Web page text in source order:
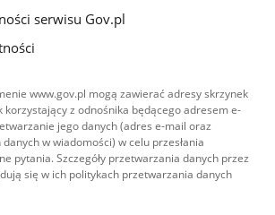
serwisu Gov.pl
www.gov.pl mogą zawierać adresy skrzynek
korzystający z odnośnika będącego adresem e-
jego danych (adres e-mail oraz
w wiadomości) w celu przesłania
pytania. Szczegóły przetwarzania danych przez
się w ich politykach przetwarzania danych